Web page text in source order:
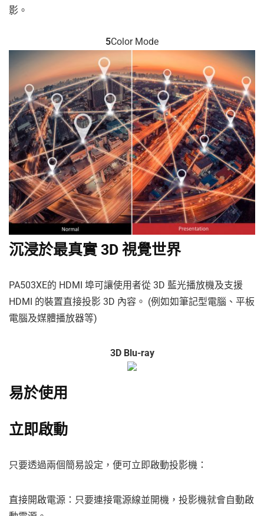
影。
5Color Mode
沉浸於最真實 3D 視覺世界
PA503XE的 HDMI 埠可讓使用者從 3D 藍光播放機及支援
HDMI 的裝置直接投影 3D 內容。 (例如如筆記型電腦、平板
電腦及媒體播放器等)
3D Blu-ray
易於使用
立即啟動
只要透過兩個簡易設定，便可立即啟動投影機：
直接開啟電源：只要連接電源線並開機，投影機就會自動啟